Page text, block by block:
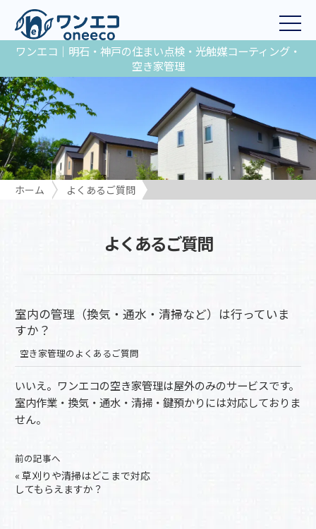
ワンエコ｜明石・神戸の住まい点検・光触媒コーティング・
空き家管理
ホーム
よくあるご質問
よくあるご質問
室内の管理（換気・通水・清掃など）は行っていま
すか？
空き家管理のよくあるご質問
いいえ。ワンエコの空き家管理は屋外のみのサービスです。
室内作業・換気・通水・清掃・鍵預かりには対応しておりま
せん。
前の記事へ
« 草刈りや清掃はどこまで対応
してもらえますか？